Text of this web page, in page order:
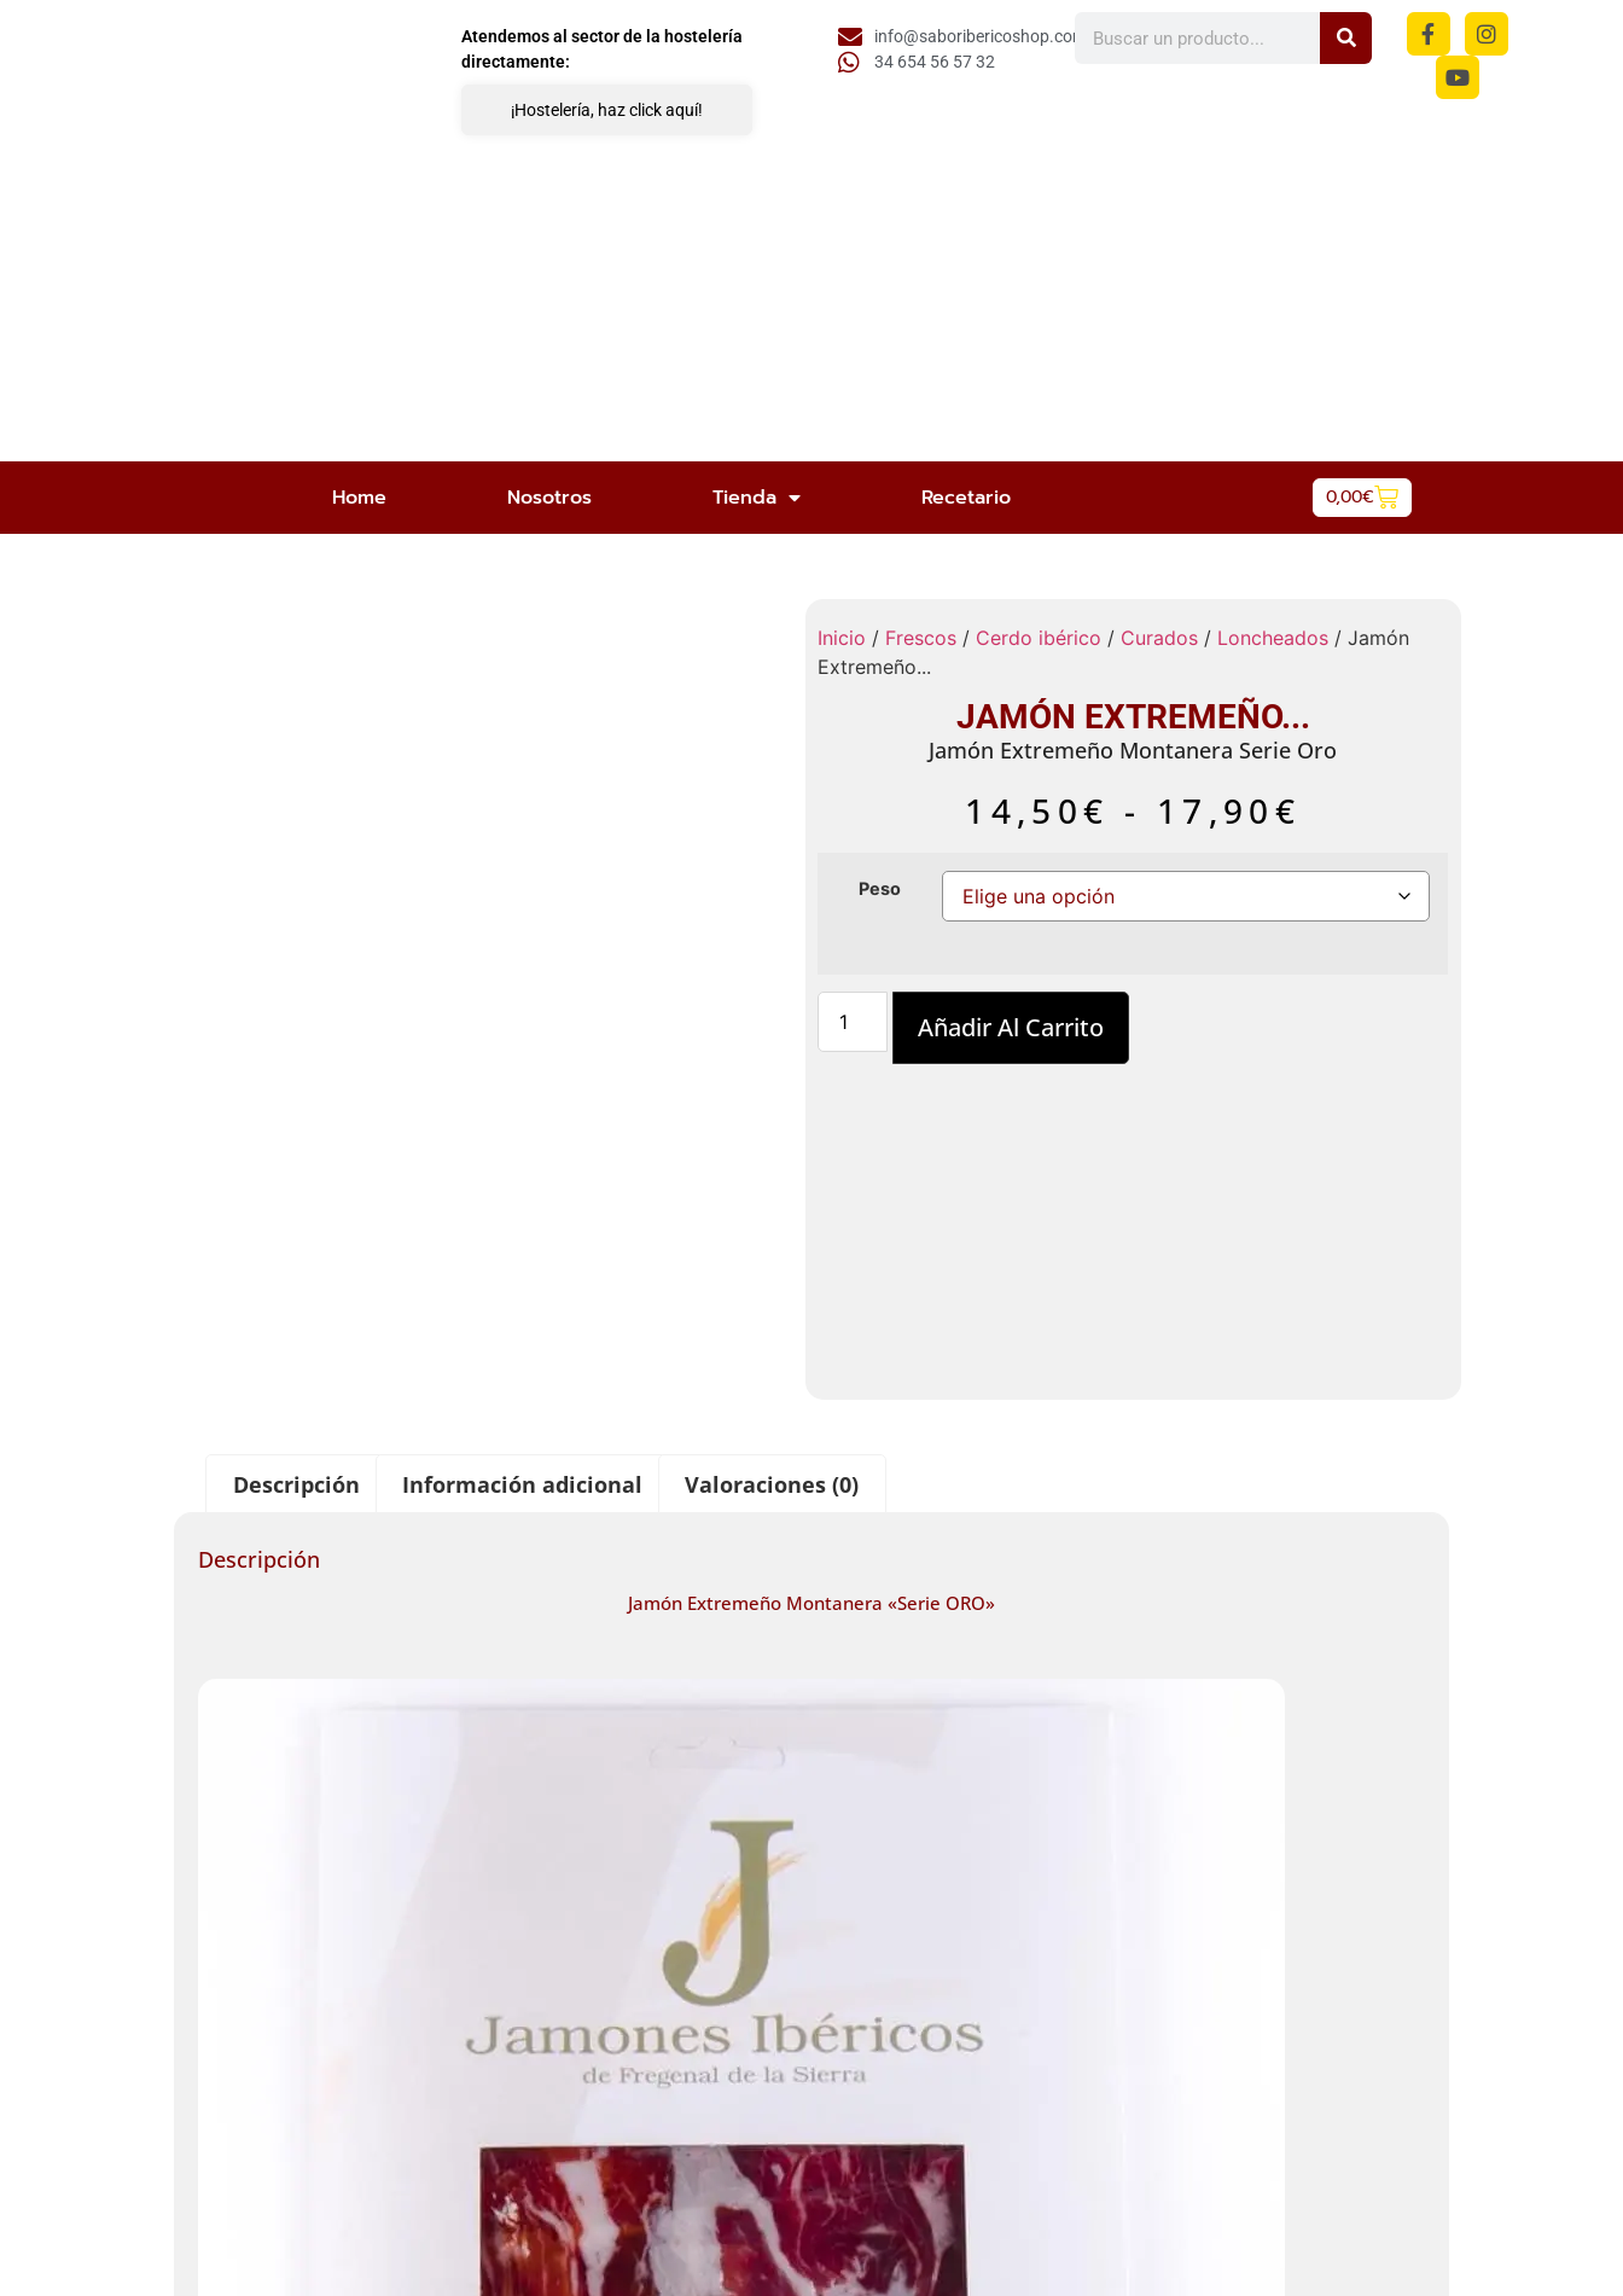
Atendemos al sector de la hostelería
directamente:
¡Hostelería, haz click aquí!
info@saboribericoshop.com
34 654 56 57 32
Home Nosotros Tienda Recetario 0,00€
Inicio / Frescos/ Cerdo ibérico / Curados/ Loncheados/ Jamón
Extremeño...
JAMÓN EXTREMEÑO...
Jamón Extremeño Montanera Serie Oro
14,50€ - 17,90€
Peso
Añadir Al Carrito
Descripción Información adicional Valoraciones (0)
Descripción
Jamón Extremeño Montanera «Serie ORO»